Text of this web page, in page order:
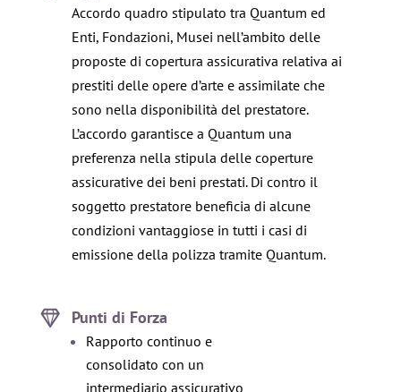
Accordo quadro stipulato tra Quantum ed
Enti, Fondazioni, Musei nell’ambito delle
proposte di copertura assicurativa relativa ai
prestiti delle opere d’arte e assimilate che
sono nella disponibilità del prestatore.
L’accordo garantisce a Quantum una
preferenza nella stipula delle coperture
assicurative dei beni prestati. Di contro il
soggetto prestatore beneficia di alcune
condizioni vantaggiose in tutti i casi di
emissione della polizza tramite Quantum.
Punti di Forza
Rapporto continuo e
consolidato con un
intermediario assicurativo